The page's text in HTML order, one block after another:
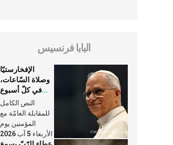
البابا فرنسيس
الإفخارستيّا
وصلاة السّاعات،
في كلّ أسبوع
وكلّ يوم، هما
النَّفَس في حياة
الكنيسة
النص الكامل
للمقابلة العامّة مع
المؤمنين يوم
الأربعاء 5 آب 2026